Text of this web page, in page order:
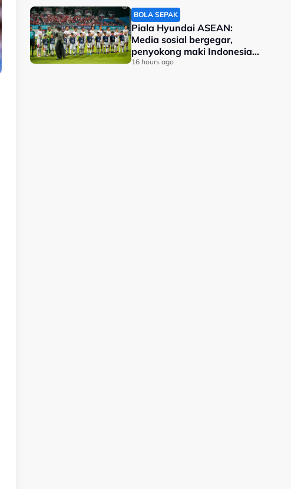
BOLA SEPAK
Piala Hyundai ASEAN:
Media sosial bergegar,
penyokong maki Indonesia
malu kalah
16 hours ago